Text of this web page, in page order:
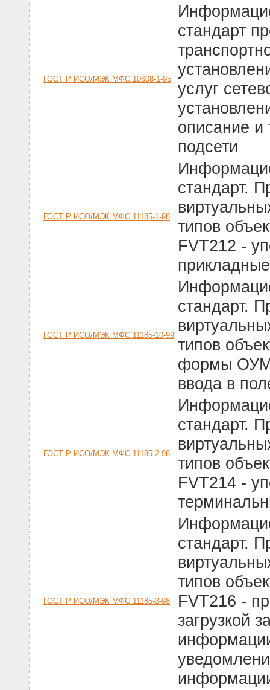
ГОСТ Р ИСО/МЭК МФС 10608-1-95
стандарт
услуг
описание и
подсети
ГОСТ Р ИСО/МЭК МФС 11185-1-98
стандарт.
типов
FVT212 -
ГОСТ Р ИСО/МЭК МФС 11185-10-99
стандарт.
типов
формы
ввода в
ГОСТ Р ИСО/МЭК МФС 11185-2-98
стандарт.
типов
FVT214 -
ГОСТ Р ИСО/МЭК МФС 11185-3-98
стандарт.
типов
FVT216 -
загрузкой